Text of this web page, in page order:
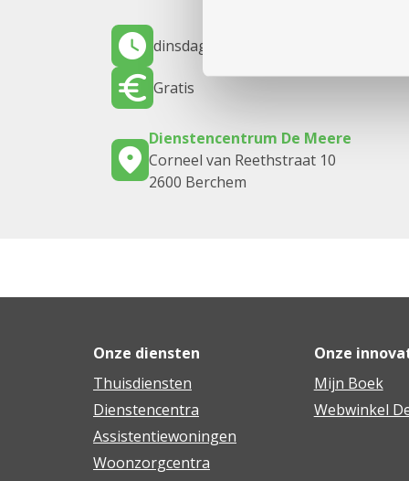
dinsdag 6 oktober 2026
Gratis
Dienstencentrum De Meere
Corneel van Reethstraat 10
2600 Berchem
Onze diensten
Thuisdiensten
Dienstencentra
Assistentiewoningen
Woonzorgcentra
Onze
Mijn Boek
Webwinkel